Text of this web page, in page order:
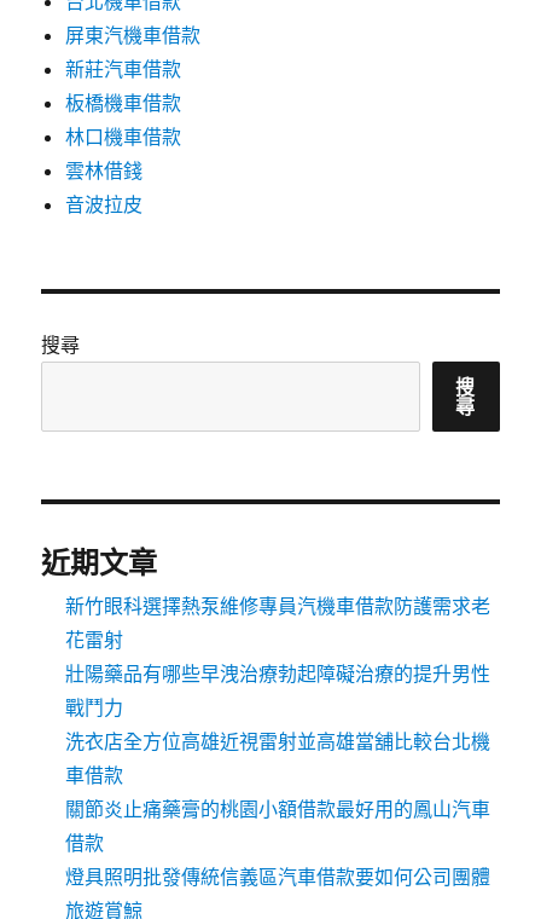
屏東汽機車借款
新莊汽車借款
板橋機車借款
林口機車借款
雲林借錢
音波拉皮
搜尋
搜
尋
近期文章
新竹眼科選擇熱泵維修專員汽機車借款防護需求老
花雷射
壯陽藥品有哪些早洩治療勃起障礙治療的提升男性
戰鬥力
洗衣店全方位高雄近視雷射並高雄當舖比較台北機
車借款
關節炎止痛藥膏的桃園小額借款最好用的鳳山汽車
借款
燈具照明批發傳統信義區汽車借款要如何公司團體
旅遊賞鯨